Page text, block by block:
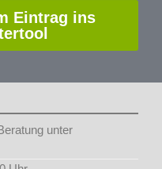
Eintrag ins
unter